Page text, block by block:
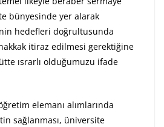
bünyesinde yer alarak
hedefleri doğrultusunda
itiraz edilmesi gerektiğine
ısrarlı olduğumuzu ifade
elemanı alımlarında
sağlanması, üniversite